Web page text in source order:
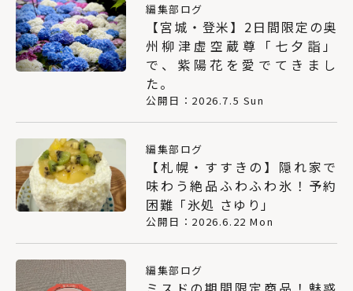
編集部ログ
【宮城・登米】2日間限定の奥
州柳津虚空蔵尊「七夕詣」
で、紫陽花を愛でてきまし
た。
公開日：2026.7.5 Sun
編集部ログ
【札幌・すすきの】隠れ家で
味わう絶品ふわふわ氷！予約
困難「氷処 さゆり」
公開日：2026.6.22 Mon
編集部ログ